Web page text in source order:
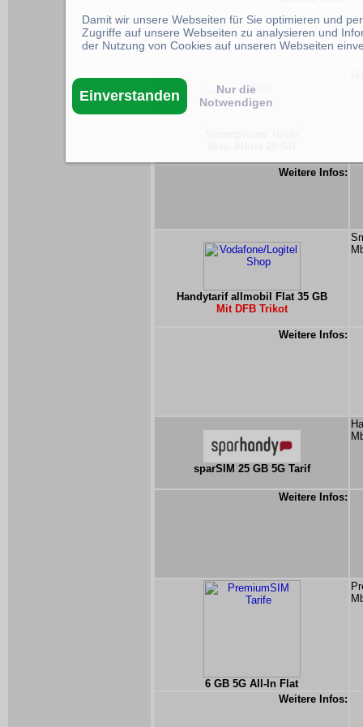
Weitere Infos:
Handytarif allmobil Flat 35 GB
Mit DFB Trikot
Weitere Infos:
sparSIM 25 GB 5G Tarif
Weitere Infos:
6 GB 5G All-In Flat
Weitere Infos:
Damit wir unsere Webseiten für Sie optimieren und
Zugriffe auf unsere Webseiten zu analysieren und
der Nutzung von Cookies auf unseren Webseiten
Einverstanden
Nur die
Notwendigen